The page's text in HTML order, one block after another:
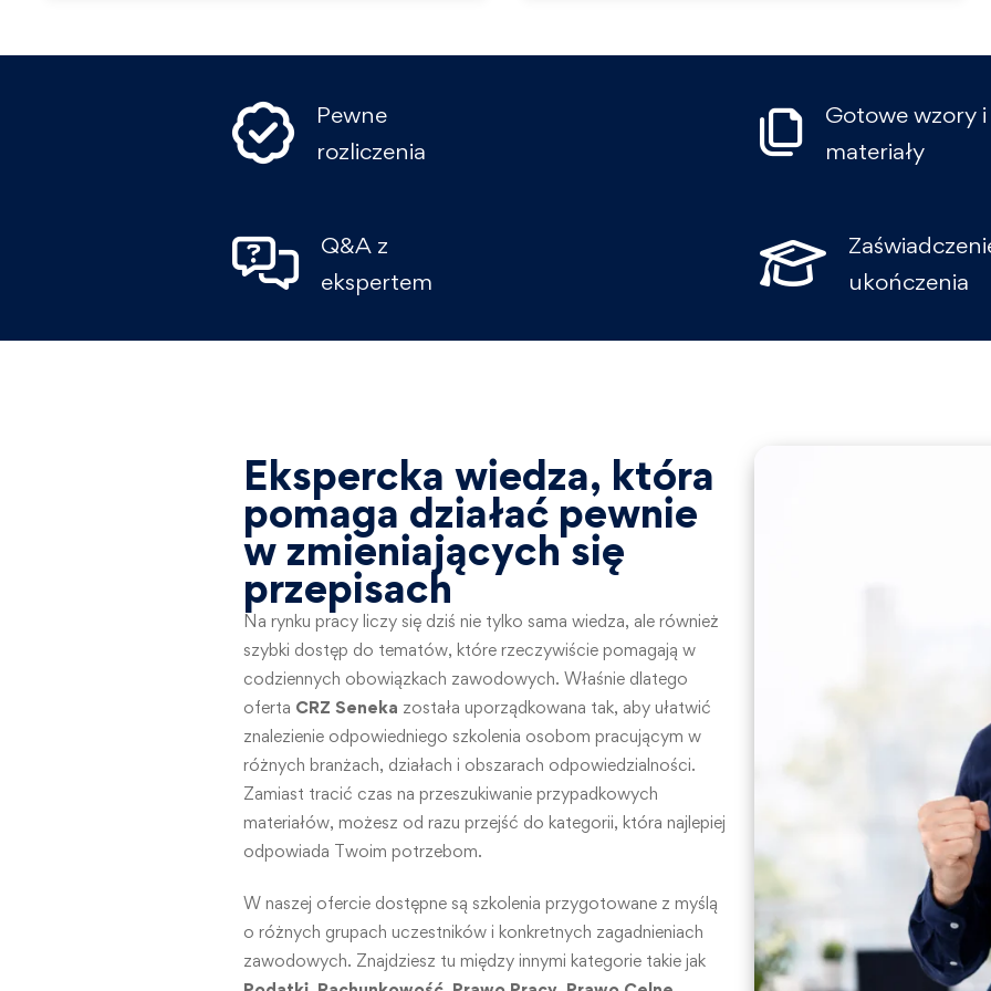
Pewne
rozliczenia
Gotowe wzory i
materiały
Q&A z
ekspertem
ukończenia
Ekspercka wiedza, która
pomaga działać pewnie
w zmieniających się
przepisach
Na rynku pracy liczy się dziś nie tylko sama wiedza, ale również
szybki dostęp do tematów, które rzeczywiście pomagają w
codziennych obowiązkach zawodowych. Właśnie dlatego
oferta CRZ Seneka została uporządkowana tak, aby ułatwić
znalezienie odpowiedniego szkolenia osobom pracującym w
różnych branżach, działach i obszarach odpowiedzialności.
Zamiast tracić czas na przeszukiwanie przypadkowych
materiałów, możesz od razu przejść do kategorii, która najlepiej
odpowiada Twoim potrzebom.
W naszej ofercie dostępne są szkolenia przygotowane z myślą
o różnych grupach uczestników i konkretnych zagadnieniach
zawodowych. Znajdziesz tu między innymi kategorie takie jak